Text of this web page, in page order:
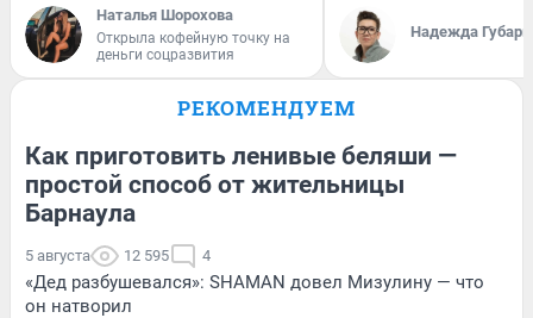
Наталья Шорохова
Открыла кофейную точку на
деньги соцразвития
Надежда Губарь
РЕКОМЕНДУЕМ
Как приготовить ленивые беляши —
простой способ от жительницы
Барнаула
5 августа 12 595 4
«Дед разбушевался»: SHAMAN довел Мизулину — что
он натворил